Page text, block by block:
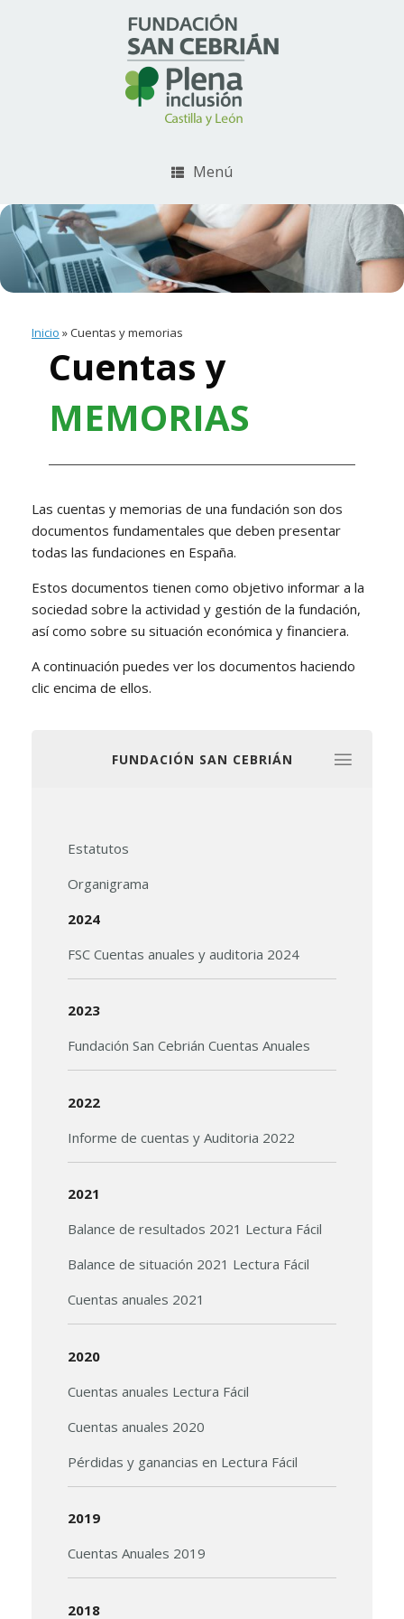
Menú
Inicio »Cuentas y memorias
Cuentas y
MEMORIAS
Las cuentas y memorias de una fundación son dos
documentos fundamentales que deben presentar
todas las fundaciones en España.
Estos documentos tienen como objetivo informar a la
sociedad sobre la actividad y gestión de la fundación,
así como sobre su situación económica y financiera.
A continuación puedes ver los documentos haciendo
clic encima de ellos.
FUNDACIÓN SAN CEBRIÁN
Estatutos
Organigrama
2024
FSC Cuentas anuales y auditoria 2024
2023
Fundación San Cebrián Cuentas Anuales
2022
Informe de cuentas y Auditoria 2022
2021
Balance de resultados 2021 Lectura Fácil
Balance de situación 2021 Lectura Fácil
Cuentas anuales 2021
2020
Cuentas anuales Lectura Fácil
Cuentas anuales 2020
Pérdidas y ganancias en Lectura Fácil
2019
Cuentas Anuales 2019
2018